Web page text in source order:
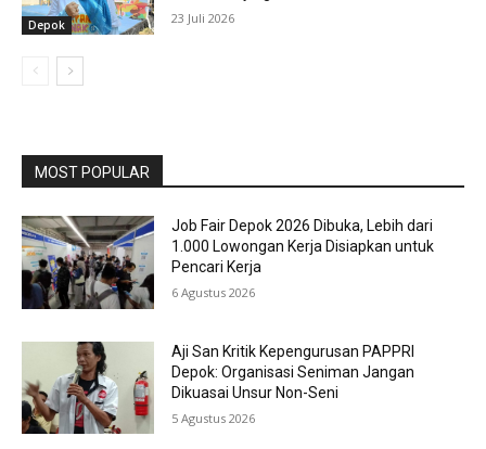
Depok 23 Juli 2026
MOST POPULAR
Job Fair Depok 2026 Dibuka, Lebih dari
1.000 Lowongan Kerja Disiapkan untuk
Pencari Kerja
6 Agustus 2026
Aji San Kritik Kepengurusan PAPPRI
Depok: Organisasi Seniman Jangan
Dikuasai Unsur Non-Seni
5 Agustus 2026